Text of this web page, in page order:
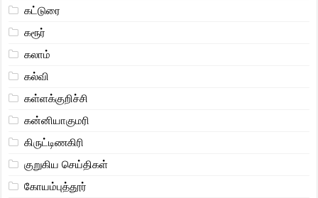
கட்டுரை
கரூர்
கலாம்
கல்வி
கள்ளக்குறிச்சி
கன்னியாகுமரி
கிருட்டிணகிரி
குறுகிய செய்திகள்
கோயம்புத்தூர்